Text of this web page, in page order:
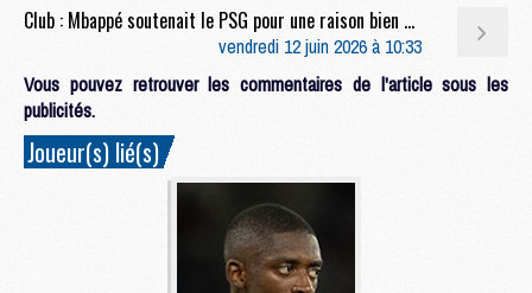
Club : Mbappé soutenait le PSG pour une raison bien particulière face à Arsenal
vendredi 12 juin 2026 à 10:33
Vous pouvez retrouver les commentaires de l'article sous les
publicités.
Joueur(s) lié(s)